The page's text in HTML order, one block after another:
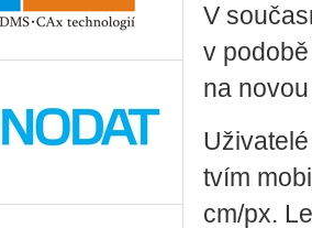
V
v
na
tvím
cm/px.